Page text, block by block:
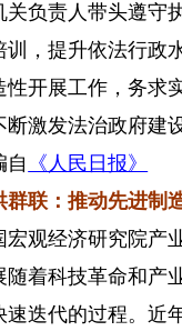
关负责人带头遵守
训，提升依法行政
性开展工作，务求
断激发法治政府建
《人民日报》
：推动先进制造
经济研究院产业
随着科技革命和产
速迭代的过程。近